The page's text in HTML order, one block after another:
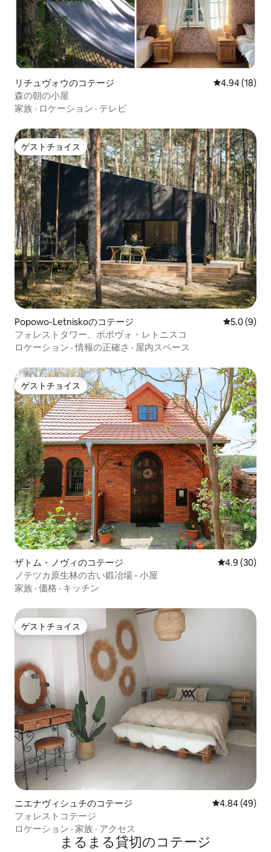
リチュヴォウのコテージ レビュー18
4.94 (18)
森の朝の小屋
家族 · ロケーション · テレビ
ゲストチョイス
ゲストチョイス
Popowo-Letniskoのコテージ レビュー9
5.0 (9)
フォレストタワー、ポポヴォ・レトニスコ
ロケーション ·情報の正確さ · 屋内スペース
ゲストチョイス
ゲストチョイス
ザトム・ノヴィのコテージ レビュー30
4.9 (30)
ノテツカ原生林の古い鍛冶場 - 小屋
家族 · 価格 · キッチン
ゲストチョイス
ゲストチョイス
ニエナヴィシュチのコテージ レビュー49
4.84 (49)
フォレストコテージ
ロケーション · 家族 · アクセス
まるまる貸切のコテージ